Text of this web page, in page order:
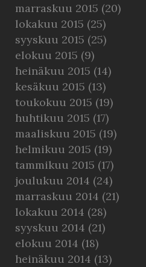
marraskuu 2015 (20)
lokakuu 2015 (25)
syyskuu 2015 (25)
elokuu 2015 (9)
heinäkuu 2015 (14)
kesäkuu 2015 (13)
toukokuu 2015 (19)
huhtikuu 2015 (17)
maaliskuu 2015 (19)
helmikuu 2015 (19)
tammikuu 2015 (17)
joulukuu 2014 (24)
marraskuu 2014 (21)
lokakuu 2014 (28)
syyskuu 2014 (21)
elokuu 2014 (18)
heinäkuu 2014 (13)